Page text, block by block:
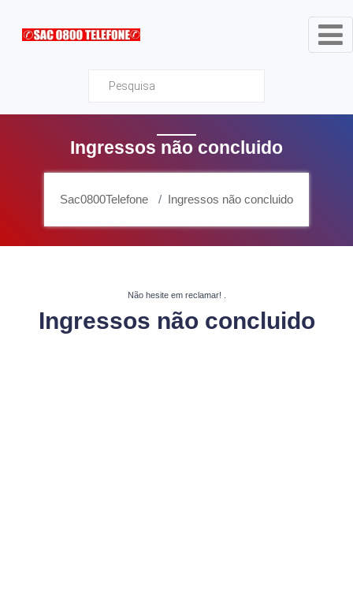
Sac0800Telefone
Ingressos não concluido
Sac0800Telefone Ingressos não concluido
Não hesite em reclamar!
Ingressos não concluido